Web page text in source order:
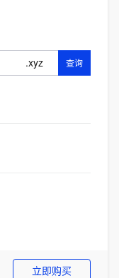
.xyz 查询
立即购买